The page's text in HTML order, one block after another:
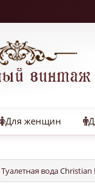
Для женщин
Туалетная вода